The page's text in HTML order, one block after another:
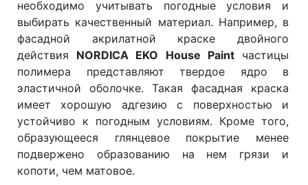
необходимо учитывать погодные условия и
выбирать качественный материал. Например, в
фасадной акрилатной краске двойного
действия NORDICA EKO House Paintчастицы
полимера представляют твердое ядро в
эластичной оболочке. Такая фасадная краска
имеет хорошую адгезию с поверхностью и
устойчиво к погодным условиям. Кроме того,
образующееся глянцевое покрытие менее
подвержено образованию на нем грязи и
копоти, чем матовое.